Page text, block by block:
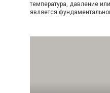
температура, давление
является